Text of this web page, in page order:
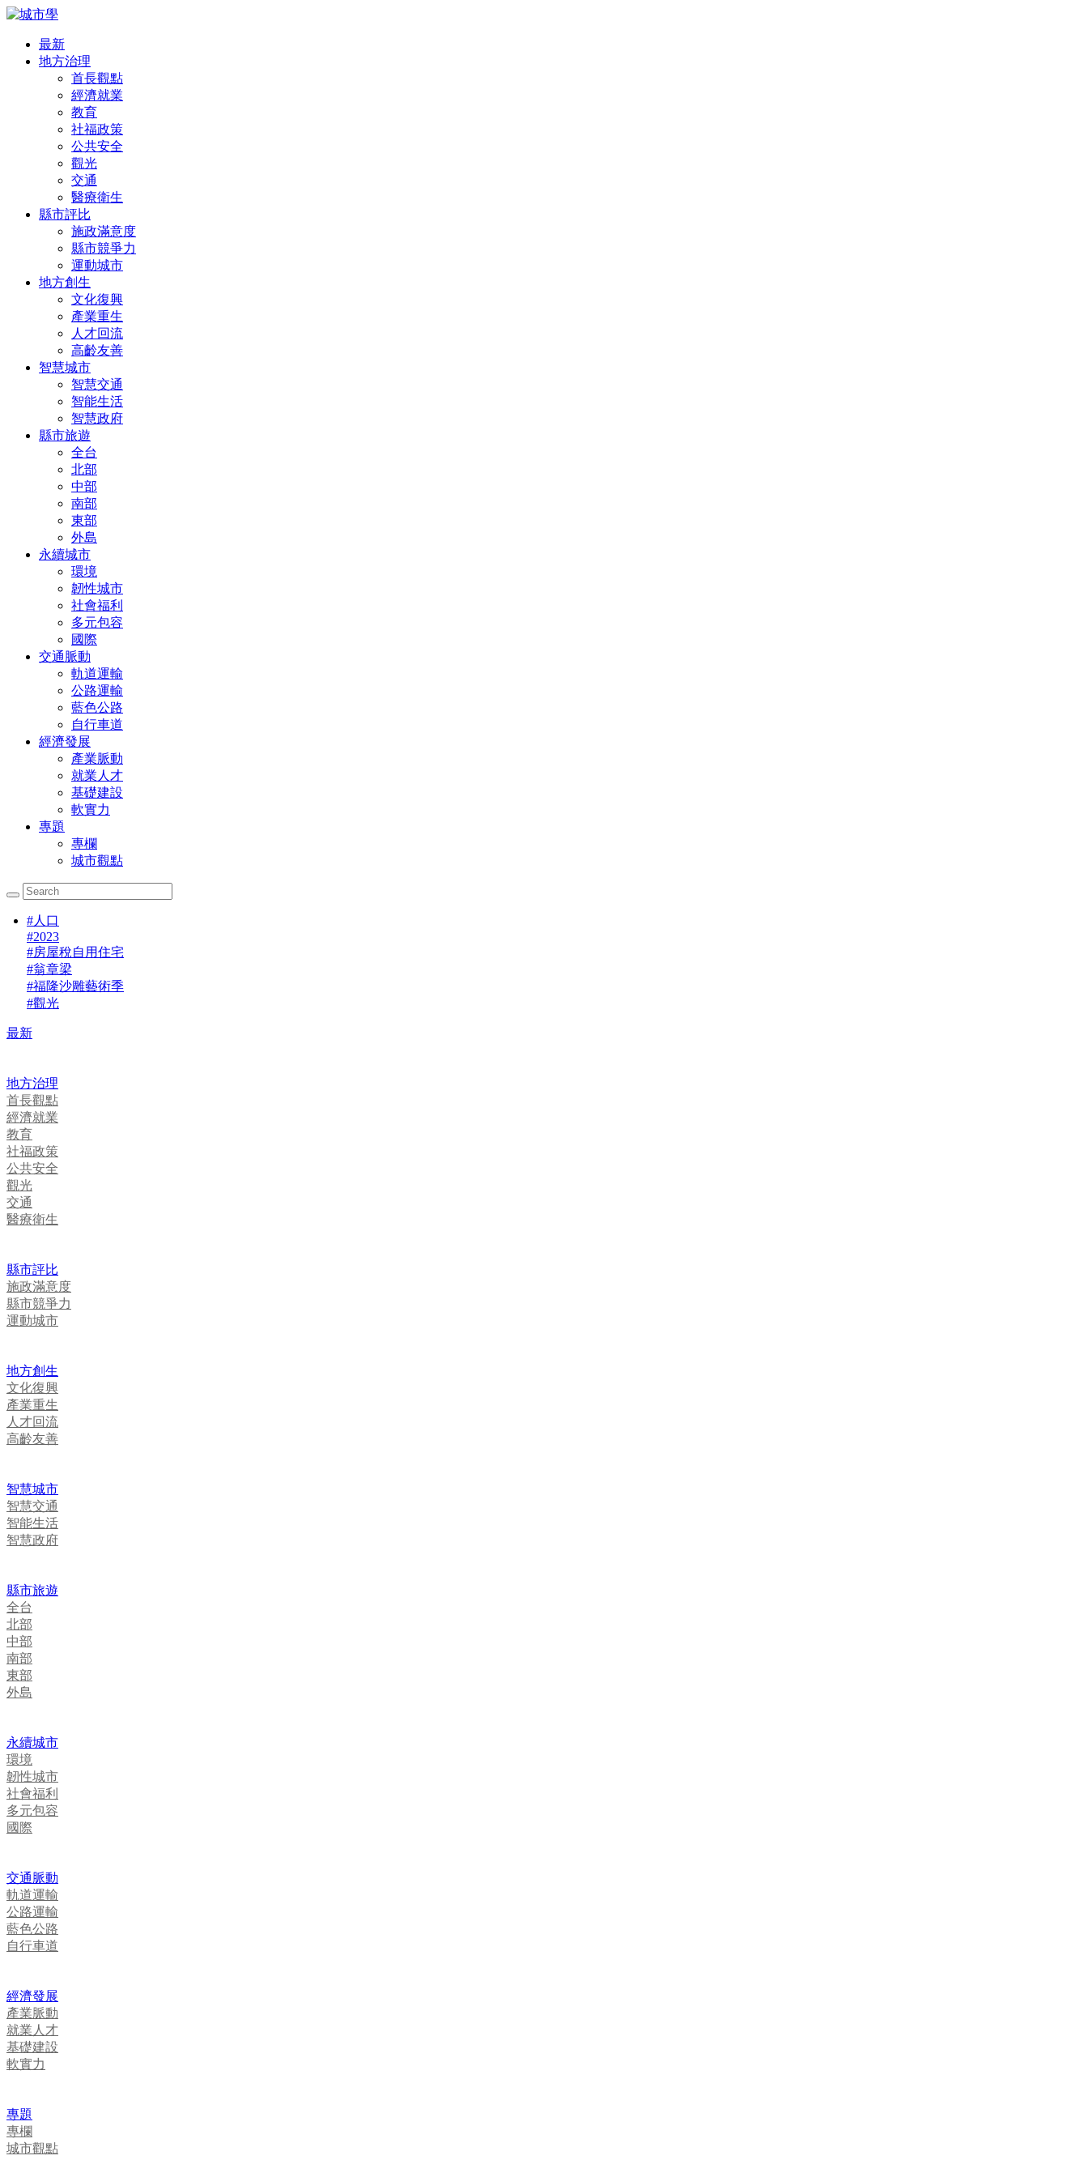
最新
地方治理
首長觀點
經濟就業
教育
社福政策
公共安全
觀光
交通
醫療衛生
縣市評比
施政滿意度
縣市競爭力
運動城市
地方創生
文化復興
產業重生
人才回流
高齡友善
智慧城市
智慧交通
智能生活
智慧政府
縣市旅遊
全台
北部
中部
南部
東部
外島
永續城市
環境
韌性城市
社會福利
多元包容
國際
交通脈動
軌道運輸
公路運輸
藍色公路
自行車道
經濟發展
產業脈動
就業人才
基礎建設
軟實力
專題
專欄
城市觀點
#人口
#2023
#房屋稅自用住宅
#翁章梁
#福隆沙雕藝術季
#觀光
最新
地方治理
首長觀點
經濟就業
教育
社福政策
公共安全
觀光
交通
醫療衛生
縣市評比
施政滿意度
縣市競爭力
運動城市
地方創生
文化復興
產業重生
人才回流
高齡友善
智慧城市
智慧交通
智能生活
智慧政府
縣市旅遊
全台
北部
中部
南部
東部
外島
永續城市
環境
韌性城市
社會福利
多元包容
國際
交通脈動
軌道運輸
公路運輸
藍色公路
自行車道
經濟發展
產業脈動
就業人才
基礎建設
軟實力
專題
專欄
城市觀點